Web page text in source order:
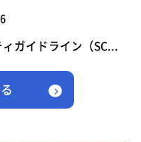
ガイドライン（SC...